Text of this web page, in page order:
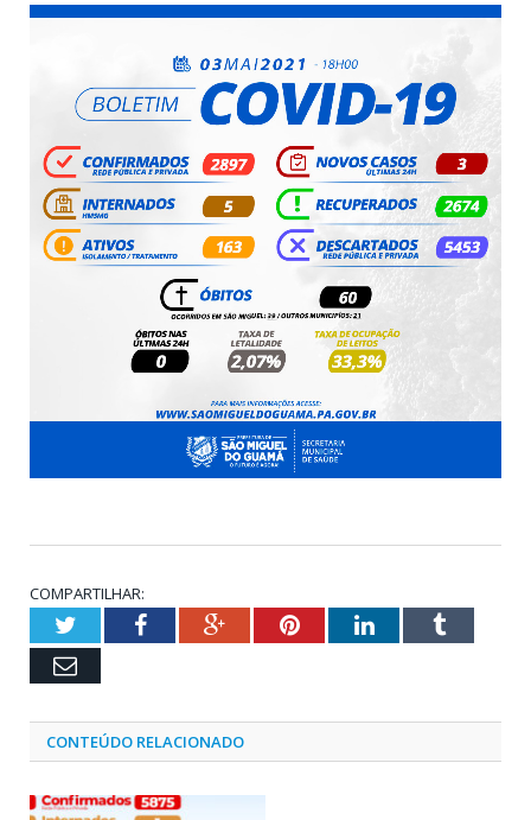
COMPARTILHAR:
TwitterFacebookGoogle+PinterestLinkedInTumblr
Email
CONTEÚDO RELACIONADO